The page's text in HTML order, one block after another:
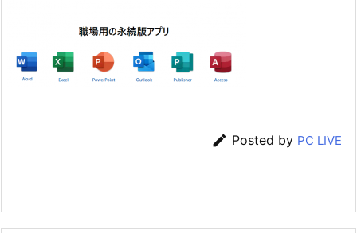
 Posted by PC LIVE